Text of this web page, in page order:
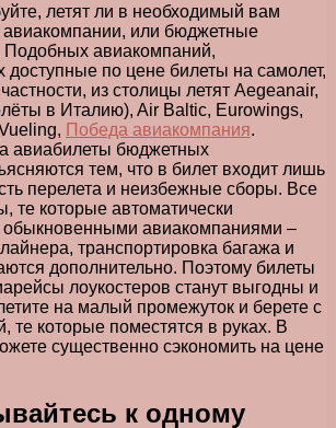
летят ли в необходимый вам
или бюджетные
Подобных авиакомпаний,
по цене билеты на самолет,
из столицы летят Aegeanair,
в Италию), Air Baltic, Eurowings,
Победа авиакомпания.
авиабилеты бюджетных
тем, что в билет входит лишь
перелета и неизбежные сборы. Все
те которые автоматически
обыкновенными авиакомпаниями –
транспортировка багажа и
дополнительно. Поэтому билеты
лоукостеров станут выгодны и
на малый промежуток и берете с
те которые поместятся в руках. В
существенно сэкономить на цене
к одному